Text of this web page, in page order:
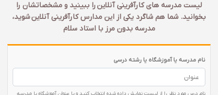
لیست مدرسه های کارآفرینی آنلاین را ببینید و مشخصاتشان را
بخوانید. شما هم شاگرد یکی از این مدارس کارآفرینی آنلاین شوید،
مدرسه بدون مرز با استاد سلام
نام مدرسه یا آموزشگاه یا رشته درسی
نام درس مورد نظر را از لیست نمایش داده شده انتخاب کنید و یا عنوان آموزشگاه یا مدرسه